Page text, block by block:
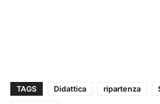
TAGS Didattica ripartenza